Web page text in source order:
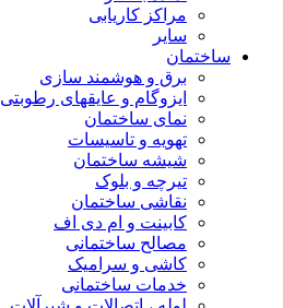
مراکز کاریابی
سایر
ساختمان
برق و هوشمند سازی
ایزوگام و عایقهای رطوبتی
نمای ساختمان
تهویه و تاسیسات
شیشه ساختمان
تیرچه و بلوک
نقاشی ساختمان
کابینت و ام دی اف
مصالح ساختمانی
کاشی و سرامیک
خدمات ساختمانی